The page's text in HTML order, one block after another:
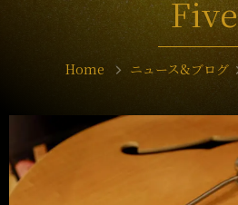
Five
Home ニュース&ブログ